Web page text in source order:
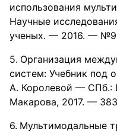
использования
Научные
ученых. — 2016. —
Организация
систем: Учебник под
А. Королевой —
Макарова, 2017. —
Мультимодальные